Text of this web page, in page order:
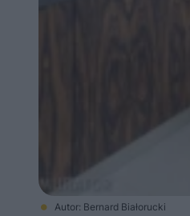
Autor: Bernard Białorucki